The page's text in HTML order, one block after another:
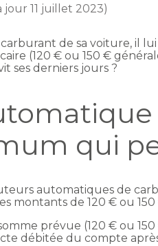
jour 11 juillet 2023)
de sa voiture, il
(120 € ou 150 €
ses derniers jours ?
qui
automatiques de
montants de 120 € ou 150
prévue (120 € ou
débitée du compte